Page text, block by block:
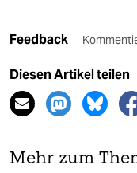
Feedback
Diesen Artikel teilen
Mehr zum